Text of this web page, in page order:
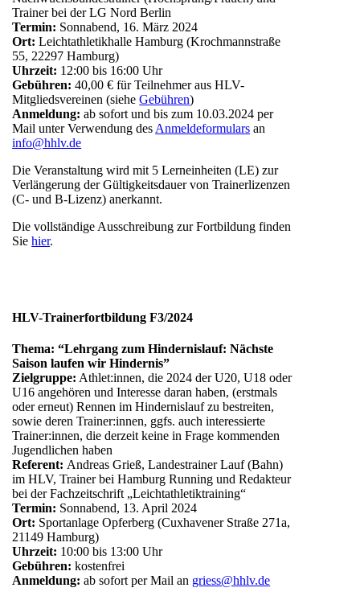
Trainer bei der LG Nord Berlin
Termin: Sonnabend, 16. März 2024
Ort:Leichtathletikhalle Hamburg (Krochmannstraße
55, 22297 Hamburg)
Uhrzeit: 12:00 bis 16:00 Uhr
Gebühren:40,00 € für Teilnehmer aus HLV-
Mitgliedsvereinen (sieheGebühren)
Anmeldung:ab sofort und bis zum 10.03.2024 per
Mail unter Verwendung des Anmeldeformulars an
info@hhlv.de
Die Veranstaltung wird mit 5 Lerneinheiten (LE) zur
Verlängerung der Gültigkeitsdauer von Trainerlizenzen
(C- und B-Lizenz) anerkannt.
Die vollständige Ausschreibung zur Fortbildung finden
Siehier.
HLV-Trainerfortbildung F3/2024
Thema: “Lehrgang zum Hindernislauf: Nächste
Saison laufen wir Hindernis”
Zielgruppe: Athlet:innen, die 2024 der U20, U18 oder
U16 angehören und Interesse daran haben, (erstmals
oder erneut) Rennen im Hindernislauf zu bestreiten,
sowie deren Trainer:innen, ggfs. auch interessierte
Trainer:innen, die derzeit keine in Frage kommenden
Jugendlichen haben
Referent:Andreas Grieß, Landestrainer Lauf (Bahn)
im HLV, Trainer bei Hamburg Running und Redakteur
bei der Fachzeitschrift „Leichtathletiktraining“
Termin: Sonnabend, 13. April 2024
Ort: Sportanlage Opferberg (Cuxhavener Straße 271a,
21149 Hamburg)
Uhrzeit: 10:00 bis 13:00 Uhr
Gebühren:kostenfrei
Anmeldung:ab sofort per Mail an griess@hhlv.de